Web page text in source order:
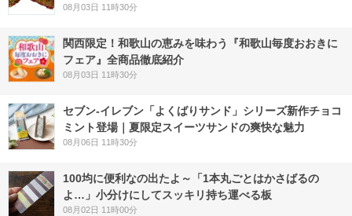
08月03日 11時30分
関西限定！和歌山の恵みを味わう『和歌山毎度おおきに
フェア』全商品徹底紹介
08月03日 11時30分
セブン‐イレブン「よくばりサンド」シリーズ新作チョコ
ミント登場｜夏限定スイーツサンドの爽快な魅力
08月06日 11時30分
100均に便利なの出たよ～「1本丸ごとはかさばるの
よ…」小分けにしてスッキリ持ち運べる板
08月02日 11時00分